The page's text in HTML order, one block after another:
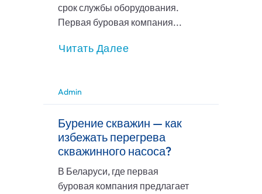
срок службы оборудования.
Первая буровая компания...
Читать Далее
Admin
Бурение скважин — как
избежать перегрева
скважинного насоса?
В Беларуси, где первая
буровая компания предлагает